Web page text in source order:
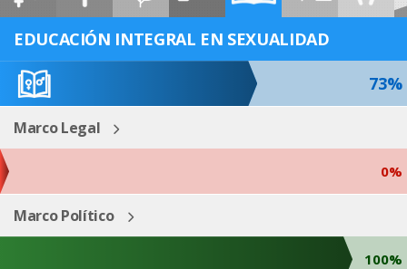
ESP ENG
EDUCACIÓN INTEGRAL EN SEXUALIDAD
73%
Marco Legal
0%
Marco Político
100%